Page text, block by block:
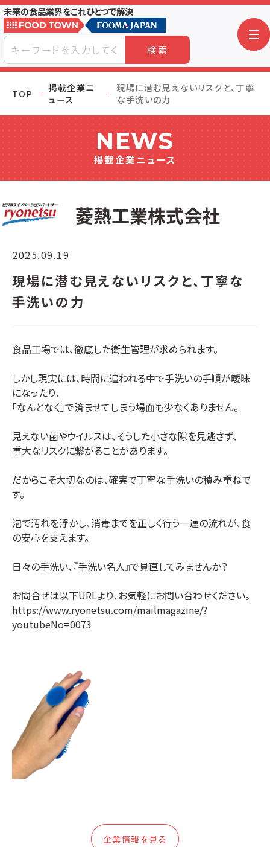
未来の食品業界をこれひとつで解決
検索
TOP
掲載企業ニ
ュース
現場に潜む見えないリスクと、丁寧
な手洗いの力
NEWS
掲載企業ニュース
菱熱工業株式会社
2025.09.19
現場に潜む見えないリスクと、丁寧な
手洗いの力
食品工場では、徹底した衛生管理が求められます。
しかし現実には、時間に追われる中で手洗いの手順が曖昧
になったり、
「なんとなく」で済ませてしまう場面も少なくありません。
見えない菌やウイルスは、そうした小さな隙を見逃さず、
重大なリスクに繋がることがあります。
だからこそ大切なのは、確実で丁寧な手洗いの積み重ねで
す。
泡で汚れを浮かし、消毒までを正しく行う一連の流れが、食
の安心を支えます。
日々の手洗い、『手洗い名人』で見直してみませんか？
お問合せは以下URLより、お気軽にお問い合わせください。
https://www.ryonetsu.com/mailmagazine/?
youtubeNo=0073
企業情報を見る